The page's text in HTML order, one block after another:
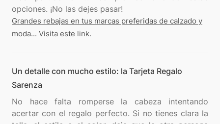
Grandes rebajas en tus marcas preferidas de calzado y
moda... Visita este link.
Un detalle con mucho estilo: la Tarjeta Regalo
Sarenza
No hace falta romperse la cabeza intentando
acertar con el regalo perfecto. Si no tienes clara la